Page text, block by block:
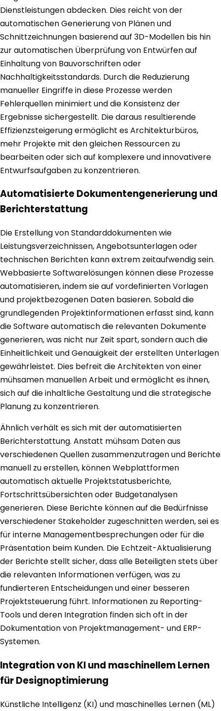
Dienstleistungen abdecken. Dies reicht von der
automatischen Generierung von Plänen und
Schnittzeichnungen basierend auf 3D-Modellen bis hin
zur automatischen Überprüfung von Entwürfen auf
Einhaltung von Bauvorschriften oder
Nachhaltigkeitsstandards. Durch die Reduzierung
manueller Eingriffe in diese Prozesse werden
Fehlerquellen minimiert und die Konsistenz der
Ergebnisse sichergestellt. Die daraus resultierende
Effizienzsteigerung ermöglicht es Architekturbüros,
mehr Projekte mit den gleichen Ressourcen zu
bearbeiten oder sich auf komplexere und innovativere
Entwurfsaufgaben zu konzentrieren.
Automatisierte Dokumentengenerierung und
Berichterstattung
Die Erstellung von Standarddokumenten wie
Leistungsverzeichnissen, Angebotsunterlagen oder
technischen Berichten kann extrem zeitaufwendig sein.
Webbasierte Softwarelösungen können diese Prozesse
automatisieren, indem sie auf vordefinierten Vorlagen
und projektbezogenen Daten basieren. Sobald die
grundlegenden Projektinformationen erfasst sind, kann
die Software automatisch die relevanten Dokumente
generieren, was nicht nur Zeit spart, sondern auch die
Einheitlichkeit und Genauigkeit der erstellten Unterlagen
gewährleistet. Dies befreit die Architekten von einer
mühsamen manuellen Arbeit und ermöglicht es ihnen,
sich auf die inhaltliche Gestaltung und die strategische
Planung zu konzentrieren.
Ähnlich verhält es sich mit der automatisierten
Berichterstattung. Anstatt mühsam Daten aus
verschiedenen Quellen zusammenzutragen und Berichte
manuell zu erstellen, können Webplattformen
automatisch aktuelle Projektstatusberichte,
Fortschrittsübersichten oder Budgetanalysen
generieren. Diese Berichte können auf die Bedürfnisse
verschiedener Stakeholder zugeschnitten werden, sei es
für interne Managementbesprechungen oder für die
Präsentation beim Kunden. Die Echtzeit-Aktualisierung
der Berichte stellt sicher, dass alle Beteiligten stets über
die relevanten Informationen verfügen, was zu
fundierteren Entscheidungen und einer besseren
Projektsteuerung führt. Informationen zu Reporting-
Tools und deren Integration finden sich oft in der
Dokumentation von Projektmanagement- und ERP-
Systemen.
Integration von KI und maschinellem Lernen
für Designoptimierung
Künstliche Intelligenz (KI) und maschinelles Lernen (ML)